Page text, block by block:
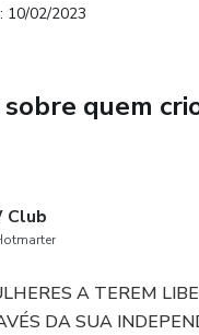
10/02/2023
sobre quem
Club
A TEREM
DA SUA